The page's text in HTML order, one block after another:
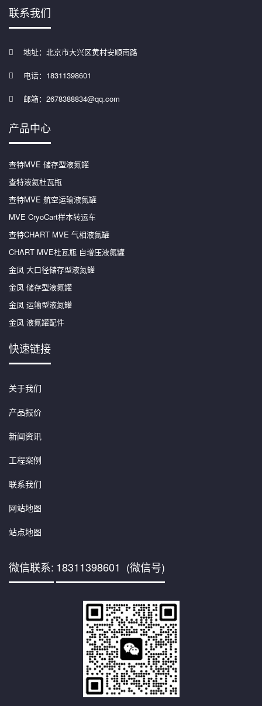
联系我们
地址：北京市大兴区黄村安顺南路
电话：18311398601
邮箱：2678388834@qq.com
产品中心
查特MVE 储存型液氮罐
查特液氦杜瓦瓶
查特MVE 航空运输液氮罐
MVE CryoCart样本转运车
查特CHART MVE 气相液氮罐
CHART MVE杜瓦瓶 自增压液氮罐
金凤 大口径储存型液氮罐
金凤 储存型液氮罐
金凤 运输型液氮罐
金凤 液氮罐配件
快速链接
关于我们
产品报价
新闻资讯
工程案例
联系我们
网站地图
站点地图
微信联系: 18311398601 (微信号)